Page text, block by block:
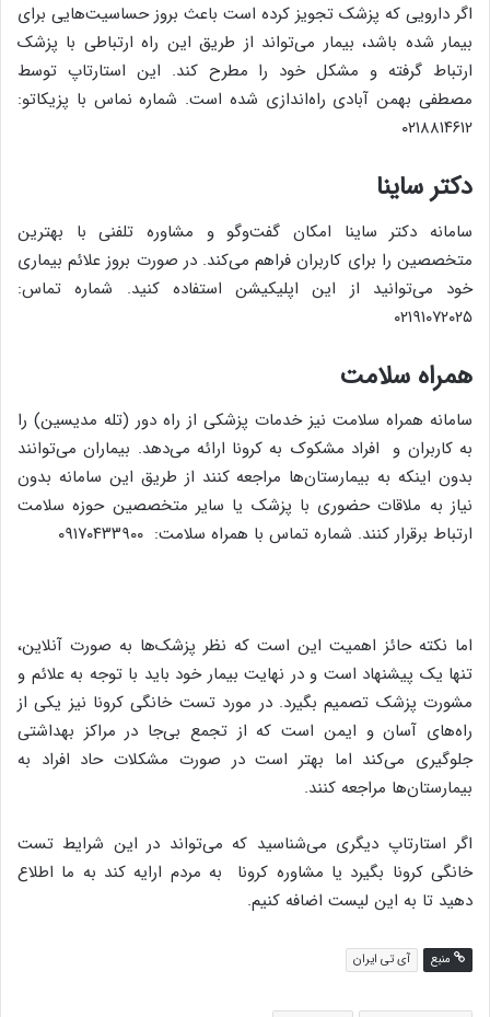
اگر دارویی که پزشک تجویز کرده است باعث بروز حساسیت‌هایی برای
بیمار شده باشد، بیمار می‌تواند از طریق این راه ارتباطی با پزشک
ارتباط گرفته و مشکل خود را مطرح کند. این استارتاپ توسط
مصطفی بهمن آبادی راه‌اندازی شده است. شماره نماس با پزیکاتو:
۰۲۱۸۸۱۴۶۱۲
دکتر ساینا
سامانه دکتر ساینا امکان گفت‌وگو و مشاوره تلفنی با بهترین
متخصصین را برای کاربران فراهم می‌کند. در صورت بروز علائم بیماری
خود می‌توانید از این اپلیکیشن استفاده کنید. شماره تماس:
۰۲۱۹۱۰۷۲۰۲۵
همراه سلامت
سامانه همراه سلامت نیز خدمات پزشکی از راه دور (تله مدیسین) را
به کاربران و افراد مشکوک به کرونا ارائه می‌دهد. بیماران می‌توانند
بدون اینکه به بیمارستان‌ها مراجعه کنند از طریق این سامانه بدون
نیاز به ملاقات حضوری با پزشک یا سایر متخصصین حوزه سلامت
ارتباط برقرار کنند. شماره تماس با همراه سلامت: ۰۹۱۷۰۴۳۳۹۰۰
اما نکته حائز اهمیت این است که نظر پزشک‌ها به صورت آنلاین،
تنها یک پیشنهاد است و در نهایت بیمار خود باید با توجه به علائم و
مشورت پزشک تصمیم بگیرد. در مورد تست خانگی کرونا نیز یکی از
راه‌های آسان و ایمن است که از تجمع بی‌جا در مراکز بهداشتی
جلوگیری می‌کند اما بهتر است در صورت مشکلات حاد افراد به
بیمارستان‌ها مراجعه کنند.
اگر استارتاپ دیگری می‌شناسید که می‌تواند در این شرایط تست
خانگی کرونا بگیرد یا مشاوره کرونا به مردم ارایه کند به ما اطلاع
دهید تا به این لیست اضافه کنیم.
منبع آی تی ایران